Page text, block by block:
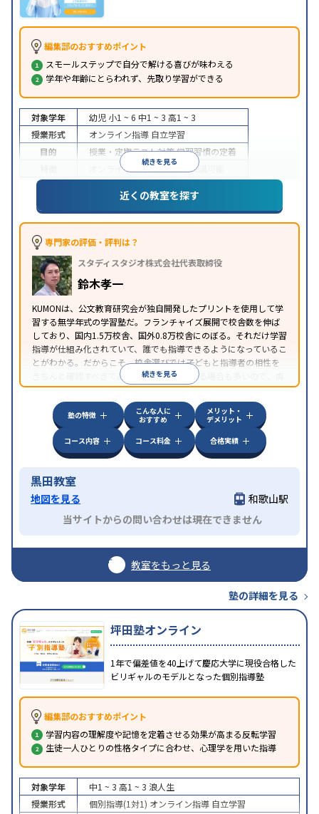
編集部のおすすめポイント
スモールステップで自分で解ける喜びが味わえる
学年や年齢にとらわれず、先取り学習ができる
続きを見る
対象学年 幼児 小1 ~ 6 中1 ~ 3 高1 ~ 3
授業形式
オンライン指導 自立学習
目的
授業・定期テスト対策学習習慣の定着
オンライン対応1科目から受講可能
近くの教室を探す
専門家の評価・評判は？
スタディスタジオ株式会社代表取締役
鈴木孝一
KUMONは、公文教育研究会が独自開発したプリントを使用して学
習する無学年式の学習塾だ。フランチャイズ展開で校舎数を伸ば
しており、国内1.5万校舎、国外0.8万校舎にのぼる。それだけ学習
指導が仕組み化されていて、誰でも指導できるようになっているこ
とがわかる。だからこそ、校舎選びでは子どもと指導者の相性を
きちんと確認すべきである。近所に2校舎ある場合も多いので、両
方見学してみることをオススメする。
続きを見る
塾の特徴
こんな人に
おすすめ
メリット・
デメリット
コース内容
コース料金 合格実績
黒田教室
地図を見る
和歌山駅
当サイトからの問い合わせは現在できません
教室をもっと見る
塾の詳細を見る
坪田塾オンライン
1年で偏差値を40上げて慶応大学に現役合格した
ビリギャルのモデルとなった個別指導塾
編集部のおすすめポイント
学習内容の理解度や記憶を定着させる効果が高まる反転学習
生徒一人ひとりの性格タイプに合わせ、心理学を用いた指導
対象学年 中1 ~ 3 高1 ~ 3 浪人生
授業形式
個別指導(1対1) オンライン指導 自立学習